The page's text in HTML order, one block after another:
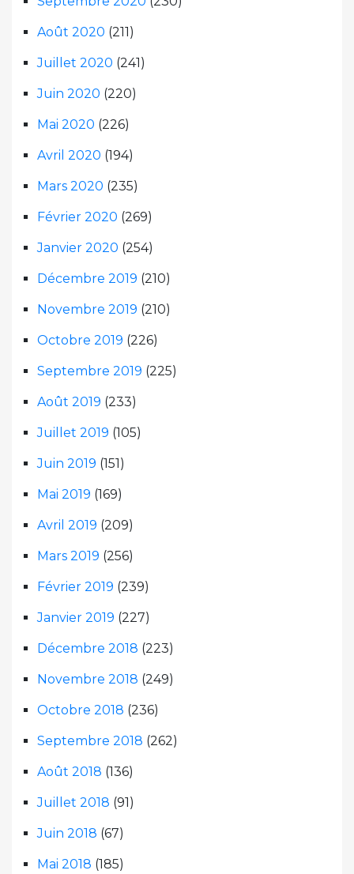
Août 2020 (211)
Juillet 2020 (241)
Juin 2020 (220)
Mai 2020 (226)
Avril 2020 (194)
Mars 2020 (235)
Février 2020 (269)
Janvier 2020 (254)
Décembre 2019 (210)
Novembre 2019 (210)
Octobre 2019 (226)
Septembre 2019 (225)
Août 2019 (233)
Juillet 2019 (105)
Juin 2019 (151)
Mai 2019 (169)
Avril 2019 (209)
Mars 2019 (256)
Février 2019 (239)
Janvier 2019 (227)
Décembre 2018 (223)
Novembre 2018 (249)
Octobre 2018 (236)
Septembre 2018 (262)
Août 2018 (136)
Juillet 2018 (91)
Juin 2018 (67)
Mai 2018 (185)